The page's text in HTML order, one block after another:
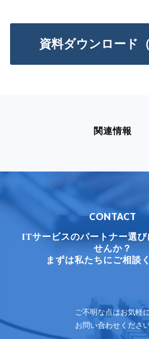
資料ダウンロード（
関連情報
CONTACT
ITサービスのパートナー選び
せんか？
まずは私たちにご相談
ご不明な点はお気軽
お問い合わせくださ